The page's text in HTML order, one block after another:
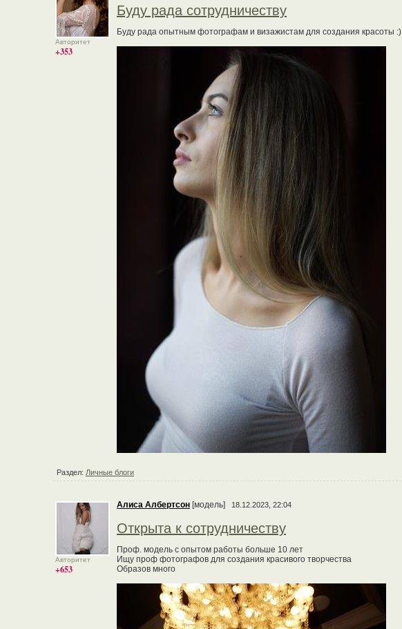
Авторитет
+353
Буду рада сотрудничеству
Буду рада опытным фотографам и визажистам для создания красоты :)
Раздел: Личные блоги
Авторитет
+653
Алиса Албертсон [модель] 18.12.2023, 22:04
Открыта к сотрудничеству
Проф. модель с опытом работы больше 10 лет
Ищу проф фотографов для создания красивого творчества
Образов много